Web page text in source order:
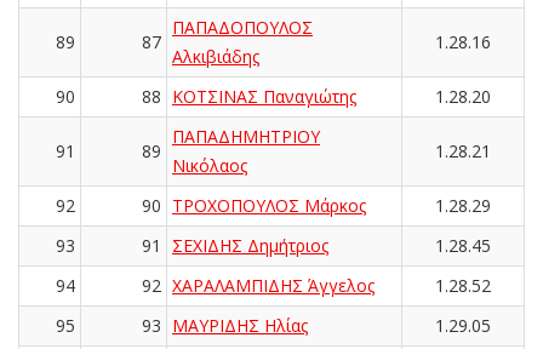
89 87
ΠΑΠΑΔΟΠΟΥΛΟΣ
Αλκιβιάδης
1.28.16
90 88 ΚΟΤΣΙΝΑΣ Παναγιώτης 1.28.20
91 89
ΠΑΠΑΔΗΜΗΤΡΙΟΥ
Νικόλαος
1.28.21
92 90 ΤΡΟΧΟΠΟΥΛΟΣ Μάρκος
1.28.29
93
91 ΣΕΧΙΔΗΣ Δημήτριος
1.28.45
94
92 ΧΑΡΑΛΑΜΠΙΔΗΣ Άγγελος
1.28.52
95
93 ΜΑΥΡΙΔΗΣ Ηλίας
1.29.05